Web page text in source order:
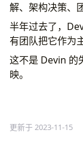
解、架构决策、
半年过去了，
有团队把它作为
这不是 Devin 的
映。
更新于 2023-11-15